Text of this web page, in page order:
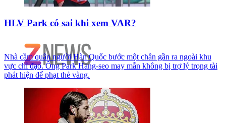
HLV Park có sai khi xem VAR?
Nhà cầm quân người Hàn Quốc bước một chân gần ra ngoài khu
vực chỉ đạo. Ông Park Hang-seo may mắn không bị trợ lý trọng tài
phát hiện để phạt thẻ vàng.